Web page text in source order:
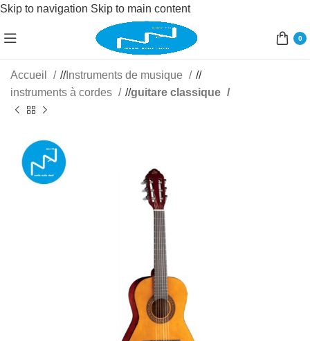
Skip to navigation Skip to main content
0
Accueil / Instruments de musique
/
instruments à cordes
/ guitare classique